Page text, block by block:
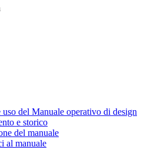
uso del Manuale operativo di design
e storico
del manuale
al manuale